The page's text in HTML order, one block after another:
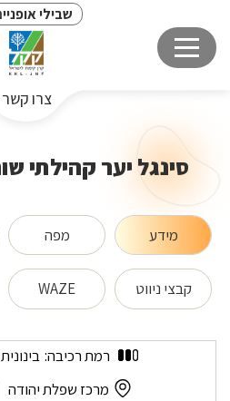
שבילי
צרו קשר
סינגל יער קהילתי
מידע מפה
קבצי ניווט WAZE
סינגל
רמת רכיבה: בינונית
לפי מרכז שפלת יהודה